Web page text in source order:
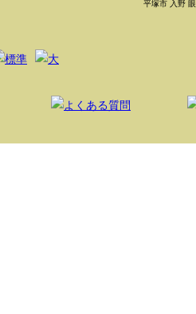
平塚市 入野